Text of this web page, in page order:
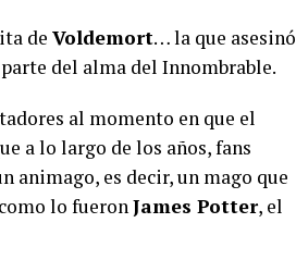
de Voldemort… la que asesinó
del alma del Innombrable.
al momento en que el
a lo largo de los años, fans
animago, es decir, un mago que
lo fueronJames Potter, el